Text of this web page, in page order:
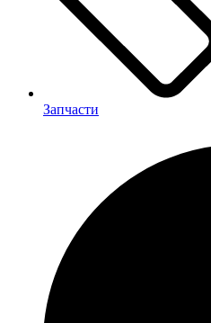
Запчасти